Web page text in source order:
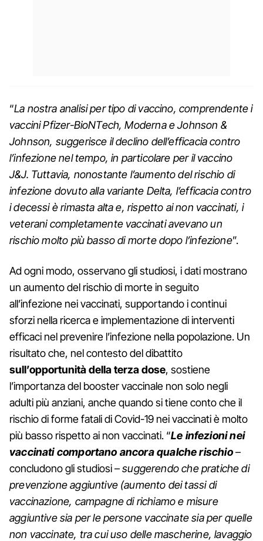
“La nostra analisi per tipo di vaccino, comprendente i
vaccini Pfizer-BioNTech, Moderna e Johnson &
Johnson, suggerisce il declino dell’efficacia contro
l’infezione nel tempo, in particolare per il vaccino
J&J. Tuttavia, nonostante l’aumento del rischio di
infezione dovuto alla variante Delta, l’efficacia contro
i decessi è rimasta alta e, rispetto ai non vaccinati, i
veterani completamente vaccinati avevano un
rischio molto più basso di morte dopo l’infezione”.
Ad ogni modo, osservano gli studiosi, i dati mostrano
un aumento del rischio di morte in seguito
all’infezione nei vaccinati, supportando i continui
sforzi nella ricerca e implementazione di interventi
efficaci nel prevenire l’infezione nella popolazione. Un
risultato che, nel contesto del dibattito
sull’opportunità della terza dose, sostiene
l’importanza del booster vaccinale non solo negli
adulti più anziani, anche quando si tiene conto che il
rischio di forme fatali di Covid-19 nei vaccinati è molto
più basso rispetto ai non vaccinati. “Le infezioni nei
vaccinati comportano ancora qualche rischio–
concludono gli studiosi –suggerendo che pratiche di
prevenzione aggiuntive (aumento dei tassi di
vaccinazione, campagne di richiamo e misure
aggiuntive sia per le persone vaccinate sia per quelle
non vaccinate, tra cui uso delle mascherine, lavaggio